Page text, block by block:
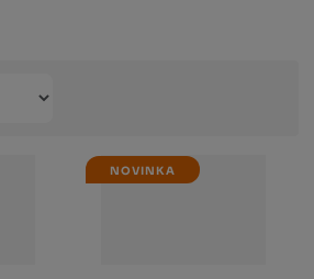
NOVINKA